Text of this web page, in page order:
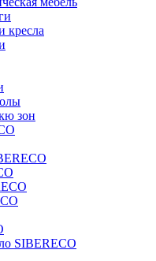
кресла
зон
SIBERECO